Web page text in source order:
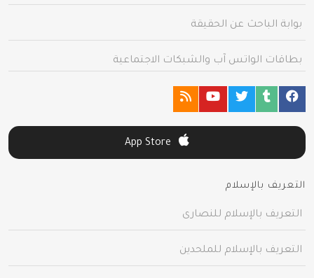
بوابة الباحث عن الحقيقة
بطاقات الواتس آب والشبكات الاجتماعية
التعريف بالإسلام
التعريف بالإسلام للنصارى
التعريف بالإسلام للملحدين